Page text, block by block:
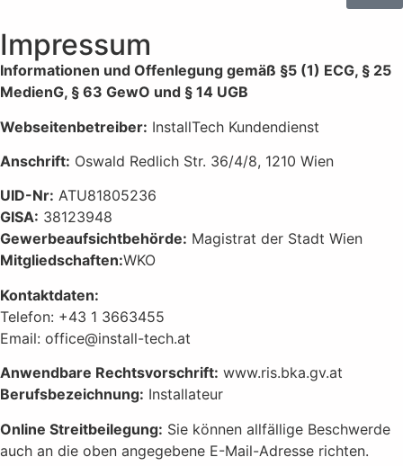
Impressum
Informationen und Offenlegung gemäß §5 (1) ECG, § 25
MedienG, § 63 GewO und § 14 UGB
Webseitenbetreiber: InstallTech Kundendienst
Anschrift: Oswald Redlich Str. 36/4/8, 1210 Wien
UID-Nr: ATU81805236
GISA: 38123948
Gewerbeaufsichtbehörde: Magistrat der Stadt Wien
Mitgliedschaften:WKO
Kontaktdaten:
Telefon: +43 1 3663455
Email: office@install-tech.at
Anwendbare Rechtsvorschrift: www.ris.bka.gv.at
Berufsbezeichnung: Installateur
Online Streitbeilegung: Sie können allfällige Beschwerde
auch an die oben angegebene E-Mail-Adresse richten.